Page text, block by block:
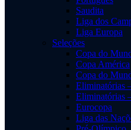
Saudita
Liga dos
Liga Europa
Seleções
Copa do
Copa América
Copa do
Eliminatórias
Eliminatórias
Eurocopa
Liga das